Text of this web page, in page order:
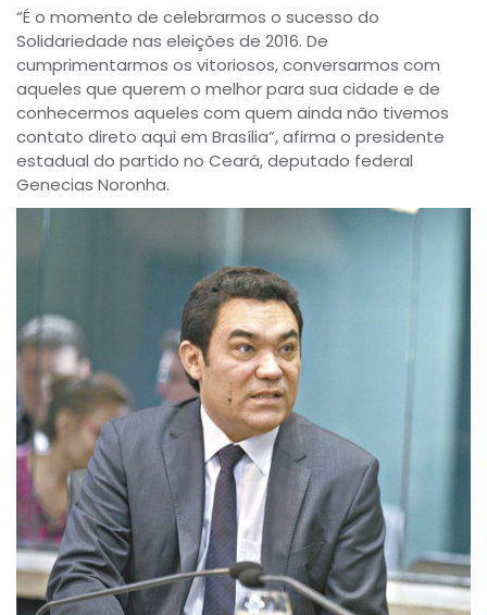
“É o momento de celebrarmos o sucesso do
Solidariedade nas eleições de 2016. De
cumprimentarmos os vitoriosos, conversarmos com
aqueles que querem o melhor para sua cidade e de
conhecermos aqueles com quem ainda não tivemos
contato direto aqui em Brasília”, afirma o presidente
estadual do partido no Ceará, deputado federal
Genecias Noronha.